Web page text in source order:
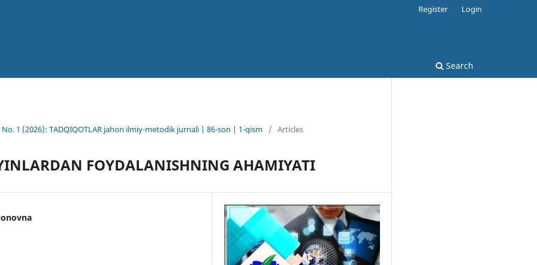
Search
Register Login
No. 1 (2026): TADQIQOTLAR jahon ilmiy-metodik jurnali | 86-son | 1-qism / Articles
FOYDALANISHNING AHAMIYATI